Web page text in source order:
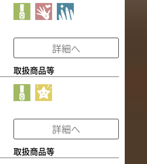
詳細へ
取扱商品等
詳細へ
取扱商品等